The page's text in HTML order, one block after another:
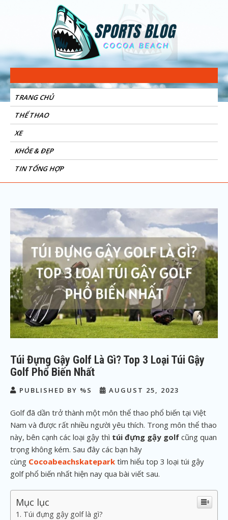
Sports Blog
Cocoa Beach
TRANG CHỦ
THỂ THAO
XE
KHỎE & ĐẸP
TIN TỔNG HỢP
Túi Đựng Gậy Golf Là Gì? Top 3 Loại Túi Gậy
Golf Phổ Biến Nhất
PUBLISHED BY %S AUGUST 25, 2023
Golf đã dần trở thành một môn thể thao phổ biến tại Việt
Nam và được rất nhiều người yêu thích. Trong môn thể thao
này, bên cạnh các loại gậy thì túi đựng gậy golf cũng quan
trọng không kém. Sau đây các bạn hãy
cùng Cocoabeachskatepark tìm hiểu top 3 loại túi gậy
golf phổ biến nhất hiện nay qua bài viết sau.
Mục lục
Túi đựng gậy golf là gì?